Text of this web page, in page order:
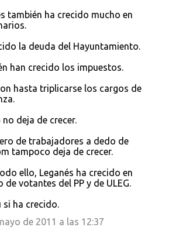
también ha crecido mucho en
la deuda del Hayuntamiento.
han crecido los impuestos.
hasta triplicarse los cargos de
no deja de crecer.
de trabajadores a dedo de
tampoco deja de crecer.
ello, Leganés ha crecido en
de votantes del PP y de ULEG.
si ha crecido.
de 2011 a las 12:37